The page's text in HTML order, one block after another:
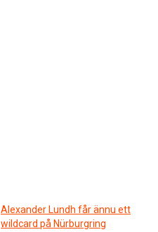
Alexander Lundh får ännu ett
wildcard på Nürburgring